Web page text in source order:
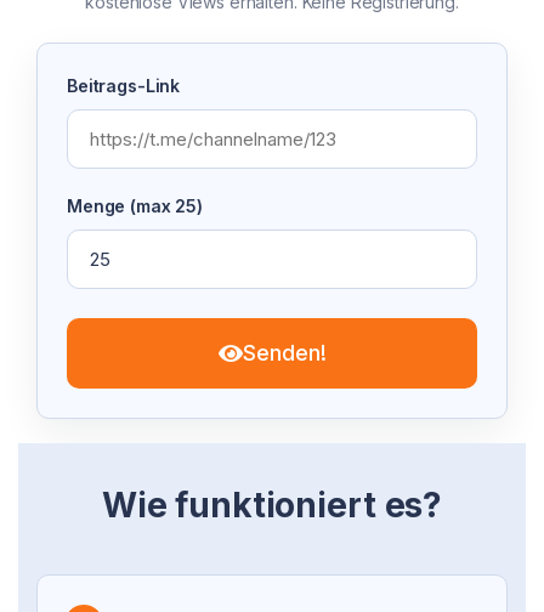
Beitrags-Link
Menge (max 25)
Senden!
Wie funktioniert es?